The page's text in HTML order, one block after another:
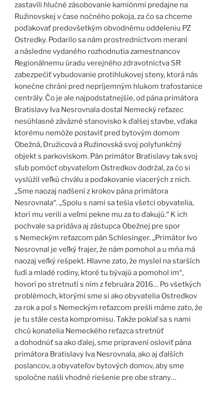
zastavili hlučné zásobovanie kamiónmi predajne na
Ružinovskej v čase nočného pokoja, za čo sa chceme
poďakovať predovšetkým obvodnému oddeleniu PZ
Ostredky. Podarilo sa nám prostredníctvom meraní
a následne vydaného rozhodnutia zamestnancov
Regionálnemu úradu verejného zdravotníctva SR
zabezpečiť vybudovanie protihlukovej steny, ktorá nás
konečne chráni pred nepríjemným hlukom trafostanice
centrály. Čo je ale najpodstatnejšie, od pána primátora
Bratislavy Iva Nesrovnala dostal Nemecký reťazec
nesúhlasné záväzné stanovisko k ďalšej stavbe, vďaka
ktorému nemôže postaviť pred bytovým domom
Obežná, Družicová a Ružinovská svoj polyfunkčný
objekt s parkoviskom. Pán primátor Bratislavy tak svoj
sľub pomôcť obyvateľom Ostredkov dodržal, za čo si
vyslúžil veľkú chválu a poďakovanie viacerých z nich.
„Sme naozaj nadšení z krokov pána primátora
Nesrovnala“. „Spolu s nami sa tešia všetci obyvatelia,
ktorí mu verili a veľmi pekne mu za to ďakujú.“ K ich
pochvale sa pridáva aj zástupca Obežnej pre spor
s Nemeckým reťazcom pán Schlesinger. „Primátor Ivo
Nesrovnal je veľký frajer, že nám pomohol a u mňa má
naozaj veľký rešpekt. Hlavne zato, že myslel na starších
ľudí a mladé rodiny, ktoré tu bývajú a pomohol im“,
hovorí po stretnutí s ním z februára 2016… Po všetkých
problémoch, ktorými sme si ako obyvatelia Ostredkov
za rok a pol s Nemeckým reťazcom prešli máme zato, že
je tu stále cesta kompromisu. Takže pokiaľ sa s nami
chcú konatelia Nemeckého reťazca stretnúť
a dohodnúť sa ako ďalej, sme pripravení osloviť pána
primátora Bratislavy Iva Nesrovnala, ako aj ďalších
poslancov, a obyvateľov bytových domov, aby sme
spoločne našli vhodné riešenie pre obe strany…